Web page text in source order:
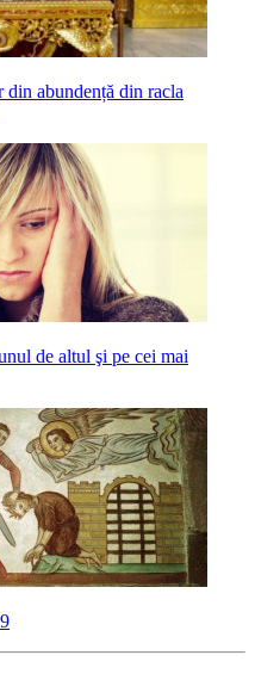
abundență din racla
de altul şi pe cei mai